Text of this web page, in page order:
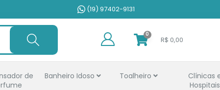
(19) 97402-9131
0
R$ 0,00
de Banheiro Idoso Toalheiro Clínicas
Hospitais